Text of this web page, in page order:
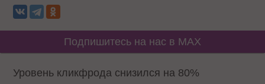
Подпишитесь на нас в MAX
Уровень кликфрода снизился на 80%